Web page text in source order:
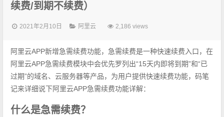
续费/到期不续费）
2021年2月10日 阿里云 2,186 views
阿里云APP新增急需续费功能，急需续费是一种快速续费入口，在
阿里云APP急需续费模块中会优先罗列出“15天内即将到期”和“已
过期”的域名、云服务器等产品，为用户提供快速续费功能，码笔
记来详细说下阿里云APP急需续费功能详解：
什么是急需续费？